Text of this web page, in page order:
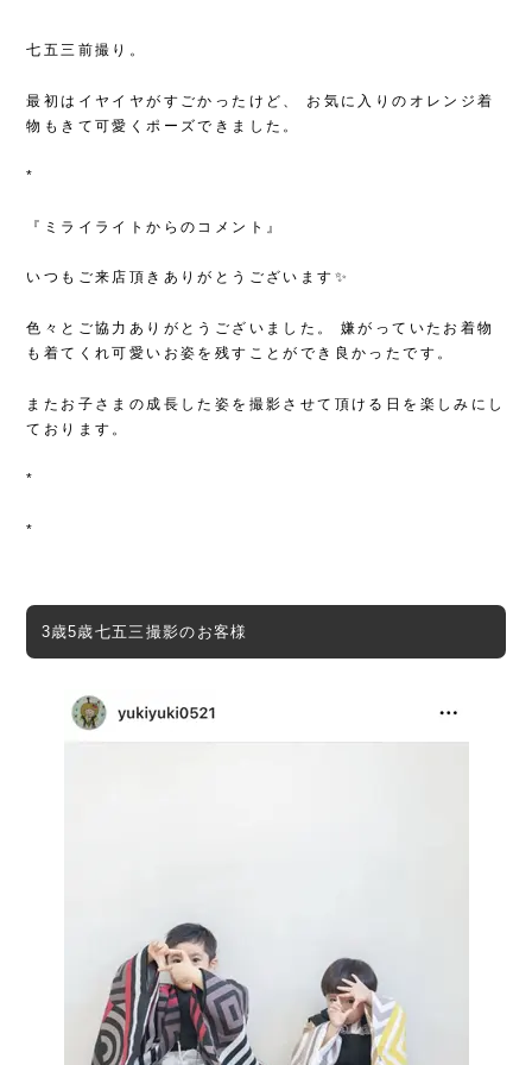
七五三前撮り。
最初はイヤイヤがすごかったけど、
お気に入りのオレンジ着
物もきて可愛くポーズできました。
*
『ミライライトからのコメント』
いつもご来店頂きありがとうございます✨
色々とご協力ありがとうございました。
嫌がっていたお着物
も着てくれ可愛いお姿を残すことができ良かったです。
またお子さまの成長した姿を撮影させて頂ける日を楽しみにし
ております。
*
*
3歳5歳七五三撮影のお客様